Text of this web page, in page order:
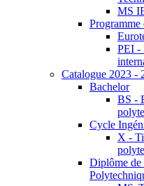
MS
Programme
PEI -
Catalogue 2023 -
Bachelor
BS -
Cycle
X -
Diplôme de